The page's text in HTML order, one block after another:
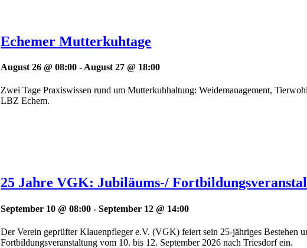
Echemer Mutterkuhtage
August 26 @ 08:00 - August 27 @ 18:00
Zwei Tage Praxiswissen rund um Mutterkuhhaltung: Weidemanagement,
LBZ Echem.
25 Jahre VGK: Jubiläums-/
September 10 @ 08:00 -September 12 @ 14:00
Der Verein geprüfter Klauenpfleger e.V. (VGK) feiert sein 25-jähriges Bestehen
Fortbildungsveranstaltung vom 10. bis 12. September 2026 nach Triesdorf ein.